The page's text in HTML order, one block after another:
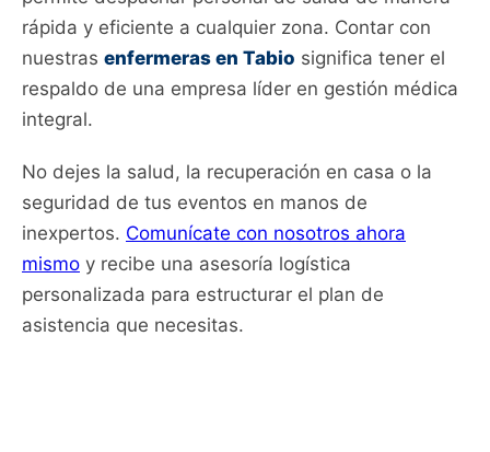
rápida y eficiente a cualquier zona. Contar con
nuestras enfermeras en Tabio significa tener el
respaldo de una empresa líder en gestión médica
integral.
No dejes la salud, la recuperación en casa o la
seguridad de tus eventos en manos de
inexpertos. Comunícate con nosotros ahora
mismo y recibe una asesoría logística
personalizada para estructurar el plan de
asistencia que necesitas.